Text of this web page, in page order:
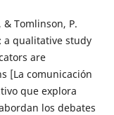
& Tomlinson, P.
a qualitative study
are
[La comunicación
que explora
los debates